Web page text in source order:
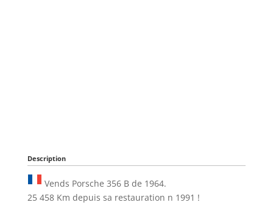
Description
Vends Porsche 356 B de 1964.
25 458 Km depuis sa restauration n 1991 !